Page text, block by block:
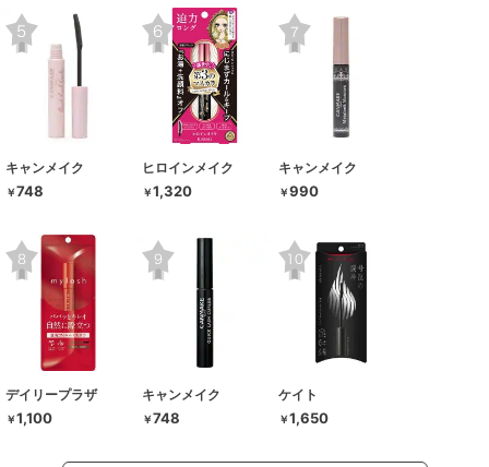
キャンメイク
￥748
ヒロインメイク
￥1,320
キャンメイク
￥990
デイリープラザ
￥1,100
キャンメイク
￥748
ケイト
￥1,650